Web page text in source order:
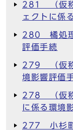
281 （仮称
ェクトに係
280 橘処理
評価手続
279 （仮称
境影響評価
278 （仮称
に係る環境
277 小杉町